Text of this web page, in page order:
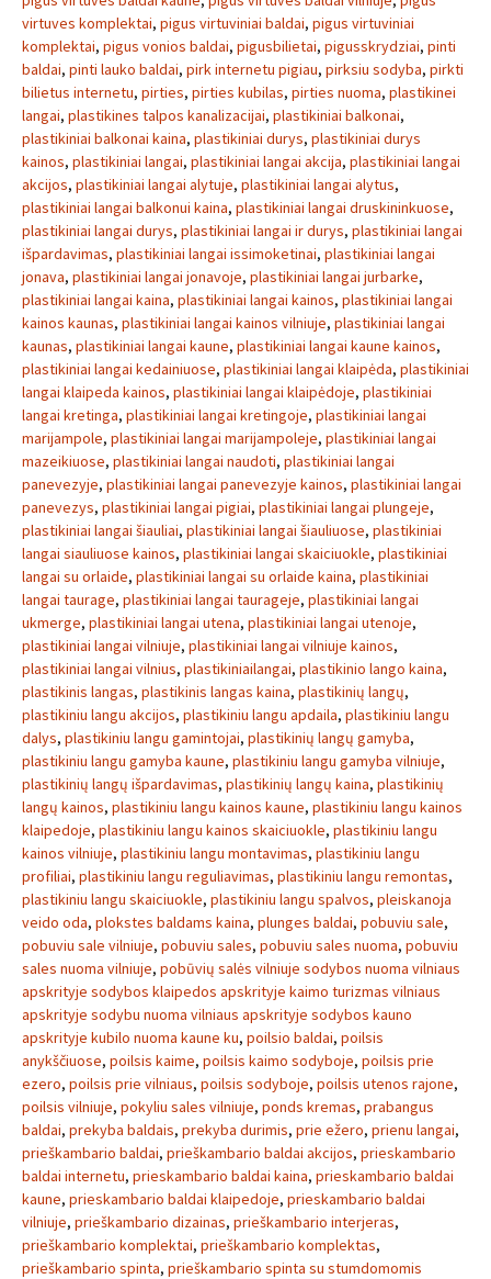
virtuves komplektai, pigus virtuviniai baldai, pigus virtuviniai
komplektai, pigus vonios baldai, pigusbilietai, pigusskrydziai, pinti
baldai, pinti lauko baldai, pirk internetu pigiau, pirksiu sodyba, pirkti
bilietus internetu, pirties, pirties kubilas, pirties nuoma, plastikinei
langai, plastikines talpos kanalizacijai, plastikiniai balkonai,
plastikiniai balkonai kaina, plastikiniai durys, plastikiniai durys
kainos, plastikiniai langai, plastikiniai langai akcija, plastikiniai langai
akcijos, plastikiniai langai alytuje, plastikiniai langai alytus,
plastikiniai langai balkonui kaina, plastikiniai langai druskininkuose,
plastikiniai langai durys, plastikiniai langai ir durys, plastikiniai langai
išpardavimas, plastikiniai langai issimoketinai, plastikiniai langai
jonava, plastikiniai langai jonavoje, plastikiniai langai jurbarke,
plastikiniai langai kaina, plastikiniai langai kainos, plastikiniai langai
kainos kaunas, plastikiniai langai kainos vilniuje, plastikiniai langai
kaunas, plastikiniai langai kaune, plastikiniai langai kaune kainos,
plastikiniai langai kedainiuose, plastikiniai langai klaipėda, plastikiniai
langai klaipeda kainos, plastikiniai langai klaipėdoje, plastikiniai
langai kretinga, plastikiniai langai kretingoje, plastikiniai langai
marijampole, plastikiniai langai marijampoleje, plastikiniai langai
mazeikiuose, plastikiniai langai naudoti, plastikiniai langai
panevezyje, plastikiniai langai panevezyje kainos, plastikiniai langai
panevezys, plastikiniai langai pigiai, plastikiniai langai plungeje,
plastikiniai langai šiauliai, plastikiniai langai šiauliuose, plastikiniai
langai siauliuose kainos, plastikiniai langai skaiciuokle, plastikiniai
langai su orlaide, plastikiniai langai su orlaide kaina, plastikiniai
langai taurage, plastikiniai langai taurageje, plastikiniai langai
ukmerge, plastikiniai langai utena, plastikiniai langai utenoje,
plastikiniai langai vilniuje, plastikiniai langai vilniuje kainos,
plastikiniai langai vilnius, plastikiniailangai, plastikinio lango kaina,
plastikinis langas, plastikinis langas kaina, plastikinių langų,
plastikiniu langu akcijos, plastikiniu langu apdaila, plastikiniu langu
dalys, plastikiniu langu gamintojai, plastikinių langų gamyba,
plastikiniu langu gamyba kaune, plastikiniu langu gamyba vilniuje,
plastikinių langų išpardavimas, plastikinių langų kaina, plastikinių
langų kainos, plastikiniu langu kainos kaune, plastikiniu langu kainos
klaipedoje, plastikiniu langu kainos skaiciuokle, plastikiniu langu
kainos vilniuje, plastikiniu langu montavimas, plastikiniu langu
profiliai, plastikiniu langu reguliavimas, plastikiniu langu remontas,
plastikiniu langu skaiciuokle, plastikiniu langu spalvos, pleiskanoja
veido oda, plokstes baldams kaina, plunges baldai, pobuviu sale,
pobuviu sale vilniuje, pobuviu sales, pobuviu sales nuoma, pobuviu
sales nuoma vilniuje, pobūvių salės vilniuje sodybos nuoma vilniaus
apskrityje sodybos klaipedos apskrityje kaimo turizmas vilniaus
apskrityje sodybu nuoma vilniaus apskrityje sodybos kauno
apskrityje kubilo nuoma kaune ku, poilsio baldai, poilsis
anykščiuose, poilsis kaime, poilsis kaimo sodyboje, poilsis prie
ezero, poilsis prie vilniaus, poilsis sodyboje, poilsis utenos rajone,
poilsis vilniuje, pokyliu sales vilniuje, ponds kremas, prabangus
baldai, prekyba baldais, prekyba durimis, prie ežero, prienu langai,
prieškambario baldai, prieškambario baldai akcijos, prieskambario
baldai internetu, prieskambario baldai kaina, prieskambario baldai
kaune, prieskambario baldai klaipedoje, prieskambario baldai
vilniuje, prieškambario dizainas, prieškambario interjeras,
prieškambario komplektai, prieškambario komplektas,
prieškambario spinta, prieškambario spinta su stumdomomis